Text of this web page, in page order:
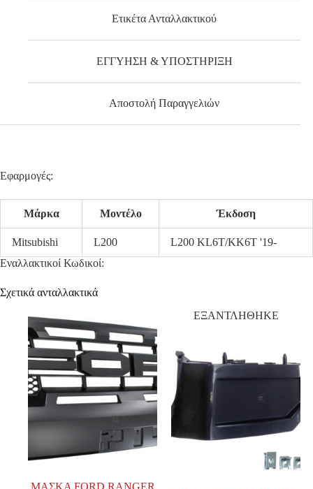
Ετικέτα Ανταλλακτικού
ΕΓΓΥΗΣΗ & ΥΠΟΣΤΗΡΙΞΗ
Αποστολή Παραγγελιών
Εφαρμογές:
Μάρκα Μοντέλο Έκδοση
Mitsubishi L200
L200 KL6T/KK6T '19-
Εναλλακτικοί Κωδικοί:
Σχετικά ανταλλακτικά
ΜΑΣΚΑ FORD RANGER
ΕΞΑΝΤΛΗΘΗΚΕ